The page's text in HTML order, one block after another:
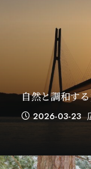
自然と調和す
2026-03-23